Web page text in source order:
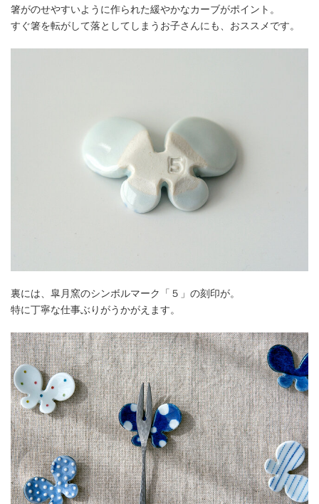
箸がのせやすいように作られた緩やかなカーブがポイント。
すぐ箸を転がして落としてしまうお子さんにも、おススメです。
裏には、皐月窯のシンボルマーク「５」の刻印が。
特に丁寧な仕事ぶりがうかがえます。